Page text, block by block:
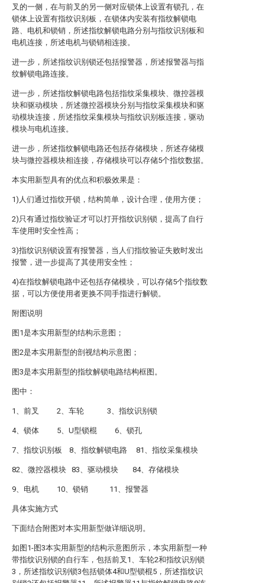
叉的一侧，在与前叉的另一侧对应锁体上设置有锁孔，在
锁体上设置有指纹识别板，在锁体内安装有指纹解锁电
路、电机和锁销，所述指纹解锁电路分别与指纹识别板和
电机连接，所述电机与锁销相连接。
进一步，所述指纹识别锁还包括报警器，所述报警器与指
纹解锁电路连接。
进一步，所述指纹解锁电路包括指纹采集模块、微控器模
块和驱动模块，所述微控器模块分别与指纹采集模块和驱
动模块连接，所述指纹采集模块与指纹识别板连接，驱动
模块与电机连接。
进一步，所述指纹解锁电路还包括存储模块，所述存储模
块与微控器模块相连接，存储模块可以存储5个指纹数据。
本实用新型具有的优点和积极效果是：
1)人们通过指纹开锁，结构简单，设计合理，使用方便；
2)只有通过指纹验证才可以打开指纹识别锁，提高了自行
车使用时安全性高；
3)指纹识别锁设置有报警器，当人们指纹验证失败时发出
报警，进一步提高了其使用安全性；
4)在指纹解锁电路中还包括存储模块，可以存储5个指纹数
据，可以方便使用者更换不同手指进行解锁。
附图说明
图1是本实用新型的结构示意图；
图2是本实用新型的剖视结构示意图；
图3是本实用新型的指纹解锁电路结构框图。
图中：
1、前叉 2、车轮 3、指纹识别锁
4、锁体 5、U型锁棍 6、锁孔
7、指纹识别板 8、指纹解锁电路 81、指纹采集模块
82、微控器模块 83、驱动模块 84、存储模块
9、电机 10、锁销 11、报警器
具体实施方式
下面结合附图对本实用新型做详细说明。
如图1-图3本实用新型的结构示意图所示，本实用新型一种
带指纹识别锁的自行车，包括前叉1、车轮2和指纹识别锁
3，所述指纹识别锁3包括锁体4和U型锁棍5，所述指纹识